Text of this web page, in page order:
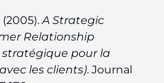
(2005). A Strategic
Relationship
pour la
les clients). Journal